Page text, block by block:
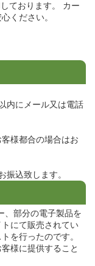
ております。 カー
ください。
内にメール又は電話
様都合の場合はお
振込致します。
、部分の電子製品を
にて販売されてい
を行ったのです。
様に提供すること